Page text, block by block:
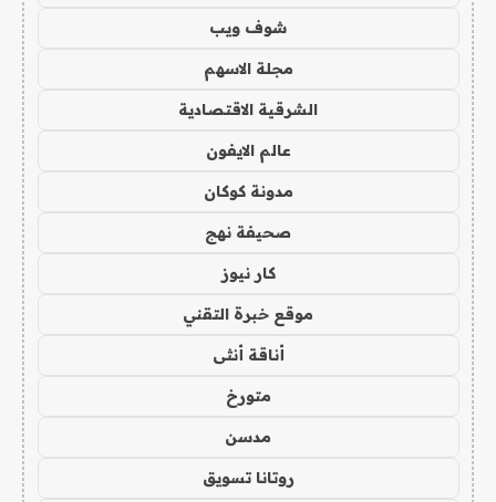
شوف ويب
مجلة الاسهم
الشرقية الاقتصادية
عالم الايفون
مدونة كوكان
صحيفة نهج
كار نيوز
موقع خبرة التقني
أناقة أنثى
متورخ
مدسن
روتانا تسويق